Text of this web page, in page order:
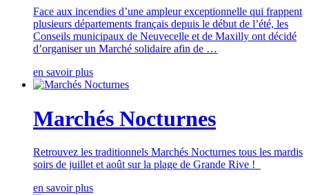
Face aux incendies d’une ampleur exceptionnelle qui frappent
plusieurs départements français depuis le début de l’été, les
Conseils municipaux de Neuvecelle et de Maxilly ont décidé
d’organiser un Marché solidaire afin de …
en savoir plus
Marchés Nocturnes
Retrouvez les traditionnels Marchés Nocturnes tous les mardis
soirs de juillet et août sur la plage de Grande Rive !
en savoir plus